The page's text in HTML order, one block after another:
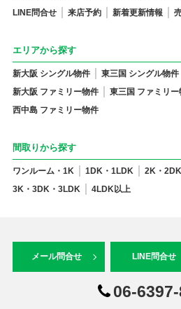
LINE問合せ
来店予約 新着更新情報
エリアから探す
新大阪 シングル物件 東三国 シングル物件
新大阪 ファミリー物件
東三国 ファミリー
西中島 ファミリー物件
間取りから探す
ワンルーム・1K 1DK・1LDK
2K・
3K・3DK・3LDK
4LDK以上
メール問合せ LINE問合せ
06-